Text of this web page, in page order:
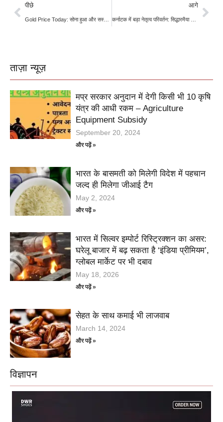
पीछे
Gold Price Today: सोना हुआ और सस्ता, दिल्ली में ₹1,45,240 पर आया 22 कैरेट; जानें आपके शहर का ताजा रेट
आगे
ताज़ा न्यूज़
मप्र सरकार अनुदान में देगी किसी भी 10 कृषि
यंत्र की आधी रकम – Agriculture
Equipment Subsidy
September 20, 2024
और पढ़ें »
भारत के बासमती को मिलेगी विदेश में पहचान
जल्द ही मिलेगा जीआई टैग
May 2, 2024
और पढ़ें »
भारत में सिल्वर इम्पोर्ट रिस्ट्रिक्शन का असर:
घरेलू बाजार में बढ़ सकता है ‘इंडिया प्रीमियम’,
ग्लोबल मार्केट पर भी दबाव
May 18, 2026
और पढ़ें »
सेहत के साथ कमाई भी लाजवाब
March 14, 2024
और पढ़ें »
विज्ञापन